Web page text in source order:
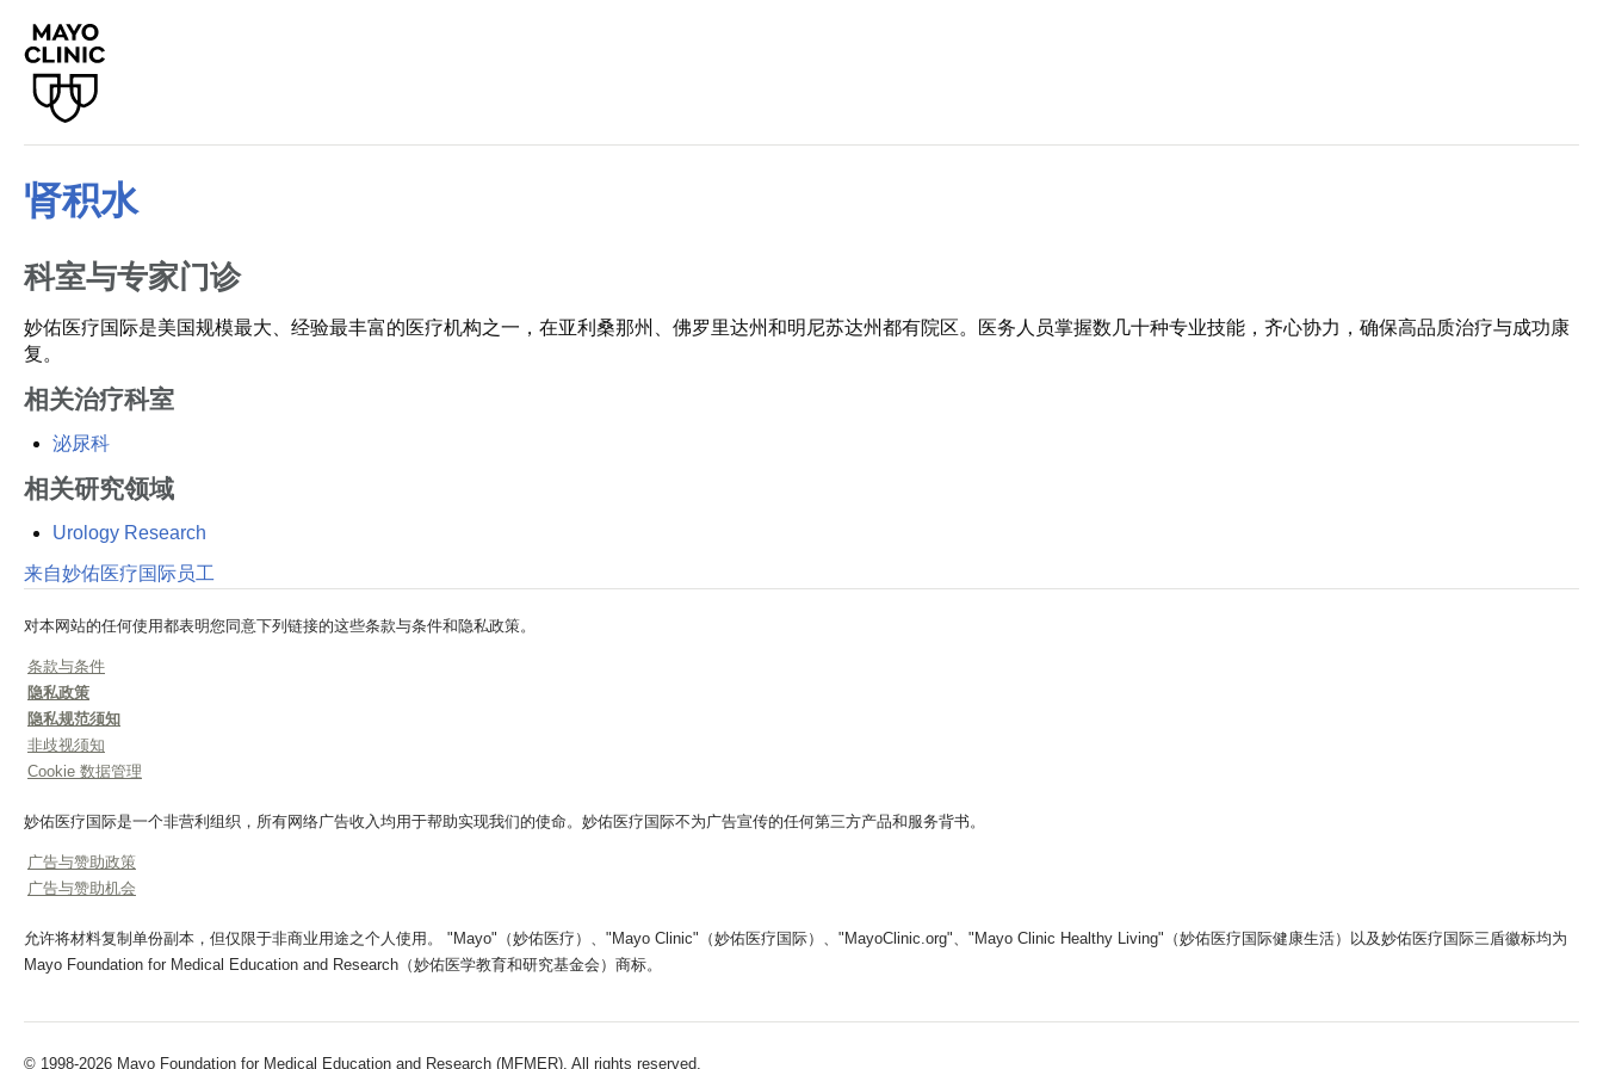
肾积水
科室与专家门诊
妙佑医疗国际是美国规模最大、经验最丰富的医疗机构之一，在亚利桑那州、佛罗里达州和明尼苏达州都有院区。医务人员掌握数几十种专业技能，齐心协力，确保高品质治疗与成功康
复。
相关治疗科室
泌尿科
相关研究领域
Urology Research
来自妙佑医疗国际员工
对本网站的任何使用都表明您同意下列链接的这些条款与条件和隐私政策。
条款与条件
隐私政策
隐私规范须知
非歧视须知
Cookie 数据管理
妙佑医疗国际是一个非营利组织，所有网络广告收入均用于帮助实现我们的使命。妙佑医疗国际不为广告宣传的任何第三方产品和服务背书。
广告与赞助政策
广告与赞助机会
允许将材料复制单份副本，但仅限于非商业用途之个人使用。 "Mayo"（妙佑医疗）、"Mayo Clinic"（妙佑医疗国际）、"MayoClinic.org"、"Mayo Clinic Healthy Living"（妙佑医疗国际健康生活）以及妙佑医疗国际三盾徽标均为
Mayo Foundation for Medical Education and Research（妙佑医学教育和研究基金会）商标。
© 1998-2026 Mayo Foundation for Medical Education and Research (MFMER). All rights reserved.